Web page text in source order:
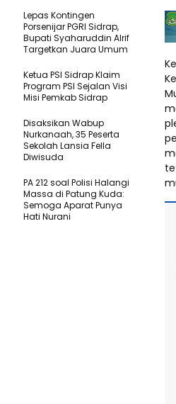
Lepas Kontingen
Porsenijar PGRI Sidrap,
Bupati Syaharuddin Alrif
Targetkan Juara Umum
Ketua PSI Sidrap Klaim
Program PSI Sejalan Visi
Misi Pemkab Sidrap
Disaksikan Wabup
Nurkanaah, 35 Peserta
Sekolah Lansia Fella
Diwisuda
PA 212 soal Polisi Halangi
Massa di Patung Kuda:
Semoga Aparat Punya
Hati Nurani